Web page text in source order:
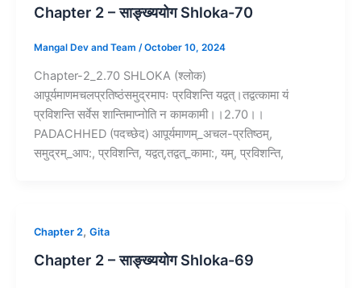
Chapter 2 – साङ्ख्ययोग Shloka-70
Mangal Dev and Team /October 10, 2024
Chapter-2_2.70 SHLOKA (श्लोक)
आपूर्यमाणमचलप्रतिष्ठंसमुद्रमापः प्रविशन्ति यद्वत्।तद्वत्कामा यं
प्रविशन्ति सर्वेस शान्तिमाप्नोति न कामकामी।।2.70।।
PADACHHED (पदच्छेद) आपूर्यमाणम्_अचल-प्रतिष्ठम्,
समुद्रम्_आप:, प्रविशन्ति, यद्वत्,तद्वत्_कामा:, यम्, प्रविशन्ति,
Chapter 2, Gita
Chapter 2 – साङ्ख्ययोग Shloka-69